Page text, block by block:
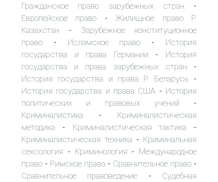
Гражданское право зарубежных стран -
Европейское право - Жилищное право Р.
Казахстан - Зарубежное конституционное
право - Исламское право - История
государства и права Германии - История
государства и права зарубежных стран -
История государства и права Р. Беларусь -
История государства и права США - История
политических и правовых учений -
Криминалистика - Криминалистическая
методика - Криминалистическая тактика -
Криминалистическая техника - Криминальная
сексология - Криминология - Международное
право - Римское право - Сравнительное право -
Сравнительное правоведение - Судебная